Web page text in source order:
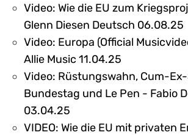
Video: Wie die EU zum
Glenn Diesen Deutsch 06.08.25
Video: Europa (Official
Allie Music 11.04.25
Video: Rüstungswahn, Cum-
Bundestag und Le Pen - Fabio
03.04.25
VIDEO: Wie die EU mit privaten